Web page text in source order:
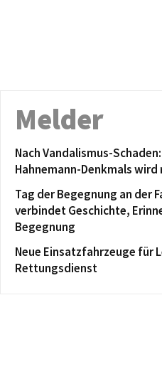
Melder
Nach Vandalismus-
Hahnemann-Denkmals
Tag der Begegnung an der
verbindet Geschichte,
Begegnung
Neue Einsatzfahrzeuge für
Rettungsdienst